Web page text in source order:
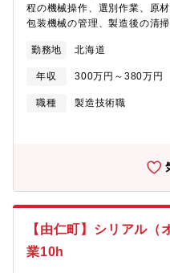
程の機械操作、選別作業、原
包装機械の管理、製造後の清
経験の方でも安心してくださ
包装機、ケースパッカー、箱
ール作業、箱詰作業、パレッ
重点をおいた管理方法
勤務地 北海道
年収 300万円～380万円
職種
製造技術職
【由仁町】シリアル（
業10h